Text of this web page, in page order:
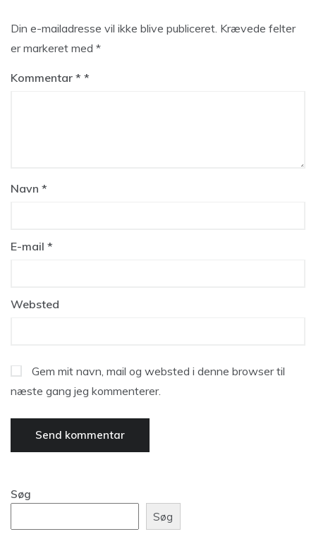
Din e-mailadresse vil ikke blive publiceret. Krævede felter
er markeret med *
Kommentar *
Navn *
E-mail *
Websted
Gem mit navn, mail og websted i denne browser til
næste gang jeg kommenterer.
Søg
Søg